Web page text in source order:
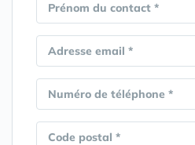
Prénom du contact *
Adresse email *
Numéro de téléphone *
Code postal *